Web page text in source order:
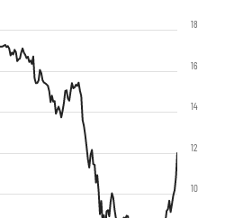
10
12
14
16
18